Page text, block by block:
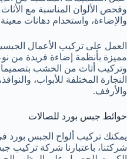
وفحص الألوان المناسبة مع الأثاث
والإضاءة، واستخدام دهانات
العمل على تركيب الأعمال
مميزة بأنظمة إضاءة فريدة من
وتركيب أثاث من الخشب بتصميمات
النجارة المختلفة للأبواب، والنوافذ،
والأرفف.
حوائط جبس بورد للصالات
يمكنك تركيب ألواح الجبس بورد
شركتنا، باعتبارنا شركة تركيب